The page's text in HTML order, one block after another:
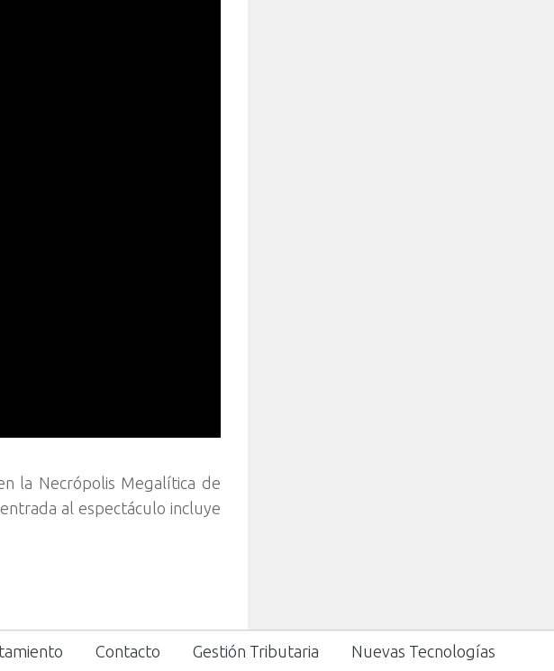
la Necrópolis Megalítica de
al espectáculo incluye
Contacto Gestión Tributaria Nuevas Tecnologías